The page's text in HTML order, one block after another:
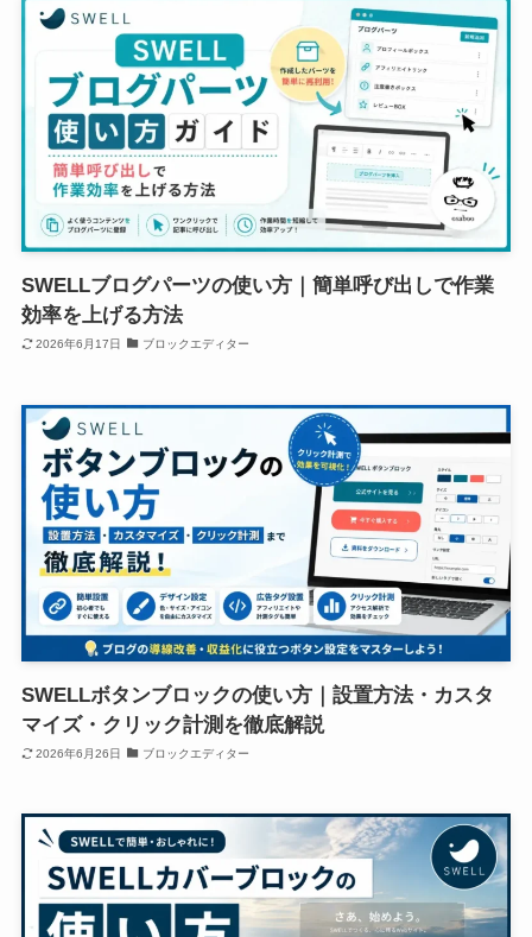
SWELLブログパーツの使い方｜簡単呼び出しで作業
効率を上げる方法
2026年6月17日 ブロックエディター
SWELLボタンブロックの使い方｜設置方法・カスタ
マイズ・クリック計測を徹底解説
2026年6月26日 ブロックエディター